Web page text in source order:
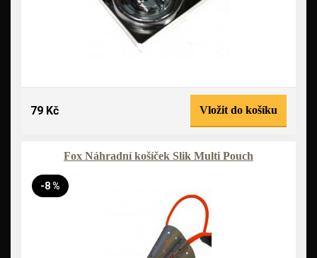
79 Kč Vložit do košíku
Fox Náhradní košíček Slik Multi Pouch
-8 %